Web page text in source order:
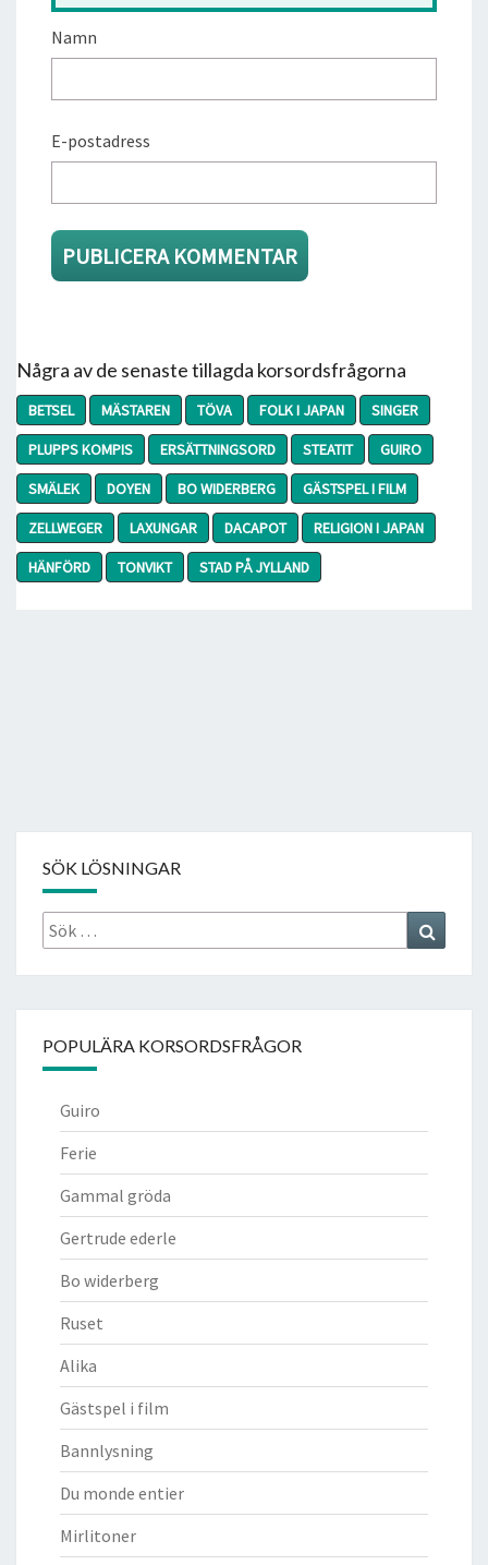
Namn
E-postadress
Några av de senaste tillagda korsordsfrågorna
BETSEL MÄSTAREN TÖVA FOLK I JAPAN
SINGER
PLUPPS KOMPIS
ERSÄTTNINGSORD STEATIT
GUIRO
SMÄLEK
DOYEN BO WIDERBERG
GÄSTSPEL I FILM
ZELLWEGER
LAXUNGAR DACAPOT
RELIGION I JAPAN
HÄNFÖRD
TONVIKT STAD PÅ JYLLAND
SÖK LÖSNINGAR
Sök
efter:
POPULÄRA KORSORDSFRÅGOR
Guiro
Ferie
Gammal gröda
Gertrude ederle
Bo widerberg
Ruset
Alika
Gästspel i film
Bannlysning
Du monde entier
Mirlitoner